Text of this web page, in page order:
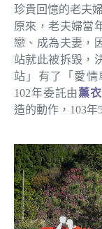
珍貴回憶的老夫
原來，老夫婦當
戀、成為夫妻，
站就此被拆毀，
站」有了「愛情
102年委託由薰
造的動作，103年